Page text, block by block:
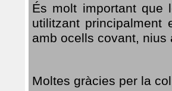
És molt important que
utilitzant
amb ocells covant,
Moltes gràcies per la